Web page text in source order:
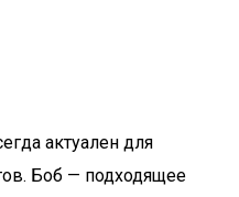
актуален для
Боб — подходящее